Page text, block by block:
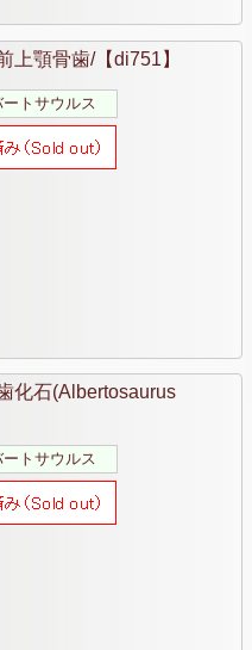
上顎骨歯/【di751】
ートサウルス
化石(Albertosaurus
ートサウルス